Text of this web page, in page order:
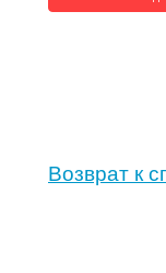
Возврат к